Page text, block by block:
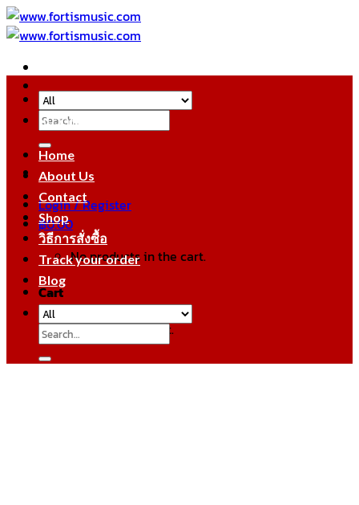
Skip
to
Search
for:
Login / Register
฿0.00
No products in the cart.
Cart
No products in the cart.
หมวดหมู่สินค้า
Home
About Us
Contact
Shop
วิธีการสั่งซื้อ
Track your order
Blog
Search
for: